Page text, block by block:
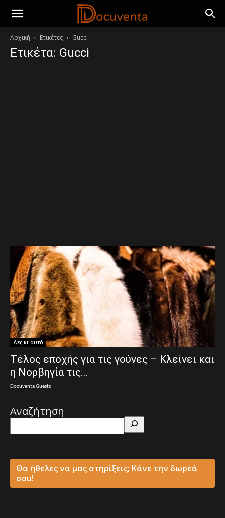
Αρχική Ετικέτες Gucci
Ετικέτα: Gucci
Δες κι αυτό
Τέλος εποχής για τις γούνες – Κλείνει και
η Νορβηγία τις...
Docuventa Guests
Αναζήτηση
Θα ήθελες να μας στηρίξεις; Κάνε την δωρεά
σου!